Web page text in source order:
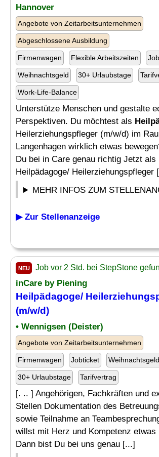
Hannover
Angebote von Zeitarbeitsunternehmen
Abgeschlossene Ausbildung
Firmenwagen Flexible Arbeitszeiten
Weihnachtsgeld 30+ Urlaubstage
Work-Life-Balance
Unterstütze Menschen und gestalte
Perspektiven. Du möchtest als
Heilerziehungspfleger (m/w/d) im
Langenhagen wirklich etwas
Du bei in Care genau richtig Jetzt als
Heilpädagoge/ Heilerziehungspfleger
MEHR INFOS ZUM
▶ Zur Stellenanzeige
NEU Job vor 2 Std. bei StepStone
inCare by Piening
Heilpädagoge/
(m/w/d)
• Wennigsen (Deister)
Angebote von Zeitarbeitsunternehmen
Firmenwagen Jobticket Weihnachtsgeld
30+ Urlaubstage Tarifvertrag
[. .. ] Angehörigen, Fachkräften und
Stellen Dokumentation des
sowie Teilnahme an
willst mit Herz und Kompetenz etwas
Dann bist Du bei uns genau [...]